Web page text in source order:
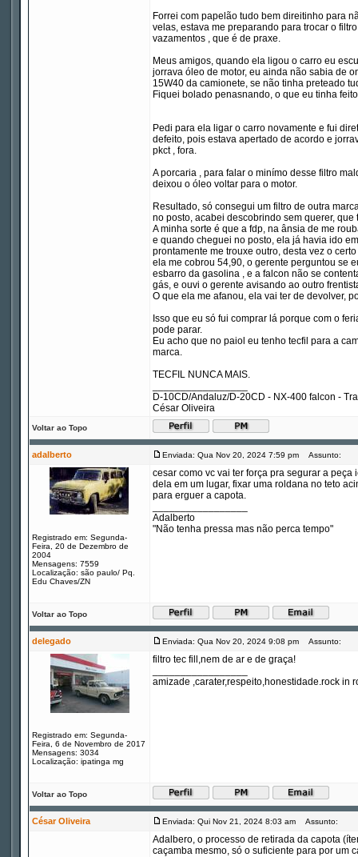
Forrei com papelão tudo bem direitinho para
velas, estava me preparando para trocar o
vazamentos , que é de praxe.
Meus amigos, quando ela ligou o carro eu
jorrava óleo de motor, eu ainda não sabia de
15W40 da camionete, se não tinha preteado
Fiquei bolado penasnando, o que eu tinha
Pedi para ela ligar o carro novamente e fui
defeito, pois estava apertado de acordo e
pkct , fora.
A porcaria , para falar o minímo desse filtro
deixou o óleo voltar para o motor.
Resultado, só consegui um filtro de outra
no posto, acabei descobrindo sem querer,
A minha sorte é que a fdp, na ânsia de me
e quando cheguei no posto, ela já havia ido
prontamente me trouxe outro, desta vez o
ela me cobrou 54,90, o gerente perguntou se
esbarro da gasolina , e a falcon não se
gás, e ouvi o gerente avisando ao outro
O que ela me afanou, ela vai ter de devolver,
Isso que eu só fui comprar lá porque com o
pode parar.
Eu acho que no paiol eu tenho tecfil para a
marca.
TECFIL NUNCA MAIS.
D-10CD/Andaluz/D-20CD - NX-400 falcon -
César Oliveira
Voltar ao Topo
adalberto Enviada: Qua Nov 20, 2024 7:59 pm Assunto:
Registrado em: Segunda-
Feira, 20 de Dezembro de
2004
Mensagens: 7559
Localização: são paulo/ Pq.
Edu Chaves/ZN
cesar como vc vai ter força pra segurar a
dela em um lugar, fixar uma roldana no teto
para erguer a capota.
Adalberto
"Não tenha pressa mas não perca tempo"
Voltar ao Topo
delegado Enviada: Qua Nov 20, 2024 9:08 pm Assunto:
Registrado em: Segunda-
Feira, 6 de Novembro de 2017
Mensagens: 3034
Localização: ipatinga mg
filtro tec fill,nem de ar e de graça!
amizade ,carater,respeito,honestidade.rock in
Voltar ao Topo
César Oliveira Enviada: Qui Nov 21, 2024 8:03 am Assunto:
Adalbero, o processo de retirada da capota
caçamba mesmo, só o suficiente para por um